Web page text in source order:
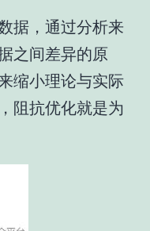
据，通过分析来
之间差异的原
缩小理论与实际
阻抗优化就是为